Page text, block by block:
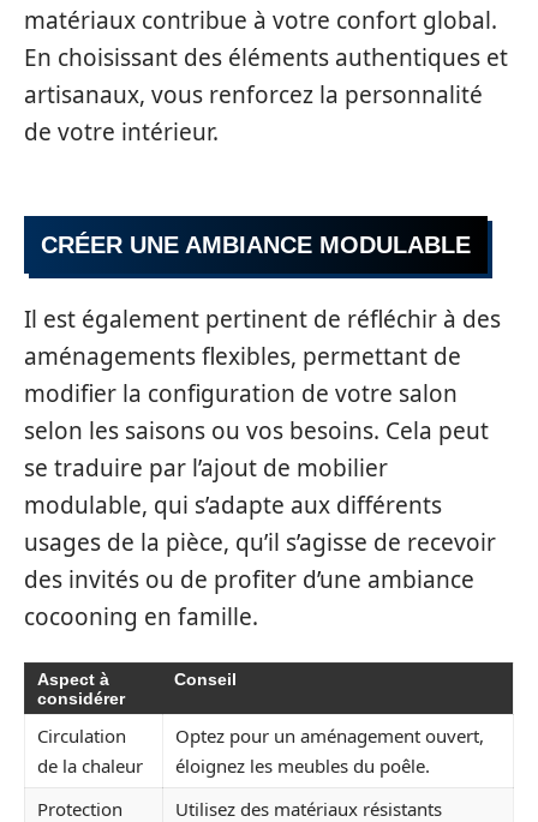
matériaux contribue à votre confort global.
En choisissant des éléments authentiques et
artisanaux, vous renforcez la personnalité
de votre intérieur.
CRÉER UNE AMBIANCE MODULABLE
Il est également pertinent de réfléchir à des
aménagements flexibles, permettant de
modifier la configuration de votre salon
selon les saisons ou vos besoins. Cela peut
se traduire par l’ajout de mobilier
modulable, qui s’adapte aux différents
usages de la pièce, qu’il s’agisse de recevoir
des invités ou de profiter d’une ambiance
cocooning en famille.
Aspect à
considérer
Conseil
Circulation
de la chaleur
Optez pour un aménagement ouvert,
éloignez les meubles du poêle.
Protection
Utilisez des matériaux résistants